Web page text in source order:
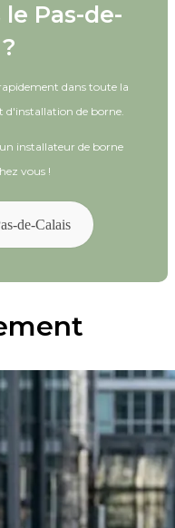
Pas-de-
dans toute la
d'installation de borne.
installateur de borne
vous !
de-Calais